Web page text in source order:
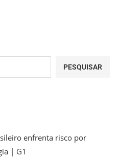
PESQUISAR
enfrenta risco por
| G1